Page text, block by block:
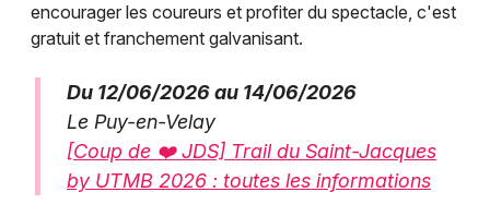
encourager les coureurs et profiter du spectacle, c'est
gratuit et franchement galvanisant.
Du 12/06/2026 au 14/06/2026
Le Puy-en-Velay
[Coup de ❤️ JDS] Trail du Saint-Jacques
by UTMB 2026 : toutes les informations